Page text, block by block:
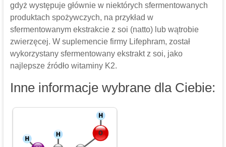
gdyż występuje głównie w niektórych sfermentowanych
produktach spożywczych, na przykład w
sfermentowanym ekstrakcie z soi (natto) lub wątrobie
zwierzęcej. W suplemencie firmy Lifephram, został
wykorzystany sfermentowany ekstrakt z soi, jako
najlepsze źródło witaminy K2.
Inne informacje wybrane dla Ciebie: